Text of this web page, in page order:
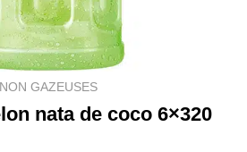
GAZEUSES
nata de coco 6×320